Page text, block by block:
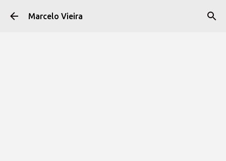
Pular para o conteúdo principal
Marcelo Vieira